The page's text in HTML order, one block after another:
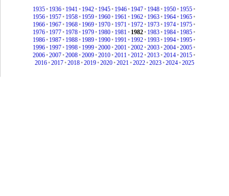
1935• 1936• 1941• 1942• 1945• 1946• 1947• 1948• 1950• 1955•
1956• 1957• 1958• 1959• 1960• 1961• 1962• 1963• 1964• 1965•
1966• 1967• 1968• 1969• 1970• 1971• 1972• 1973• 1974• 1975•
1976• 1977• 1978• 1979• 1980• 1981• 1982• 1983• 1984• 1985•
1986• 1987• 1988• 1989• 1990• 1991• 1992• 1993• 1994• 1995•
1996• 1997• 1998• 1999•2000•2001•2002•2003•2004•2005•
2006•2007•2008•2009•2010•2011•2012•2013•2014•2015•
2016•2017•2018•2019•2020•2021•2022•2023•2024•2025